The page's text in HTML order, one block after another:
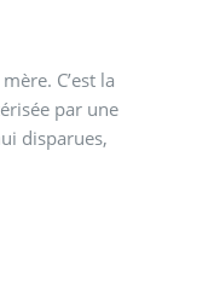
C’est la
par une
disparues,